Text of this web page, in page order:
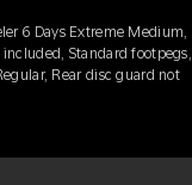
6 Days Extreme Medium,
Standard footpegs,
Rear disc guard not